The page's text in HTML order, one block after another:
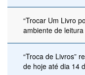
“Trocar Um Livro
ambiente de
“Troca de Livros”
de hoje até dia 14